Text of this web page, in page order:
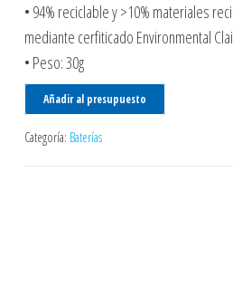
• 94% reciclable y >10% materiales
mediante cerfiticado Environmental
• Peso: 30g
Añadir al presupuesto
Categoría: Baterías